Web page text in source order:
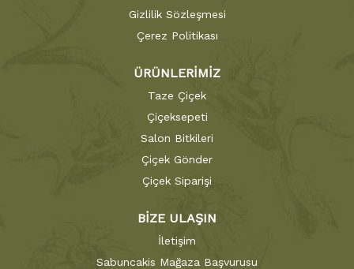
Gizlilik Sözleşmesi
Çerez Politikası
ÜRÜNLERİMİZ
Taze Çiçek
Çiçeksepeti
Salon Bitkileri
Çiçek Gönder
Çiçek Siparişi
BİZE ULAŞIN
İletişim
Sabuncakis Mağaza Başvurusu